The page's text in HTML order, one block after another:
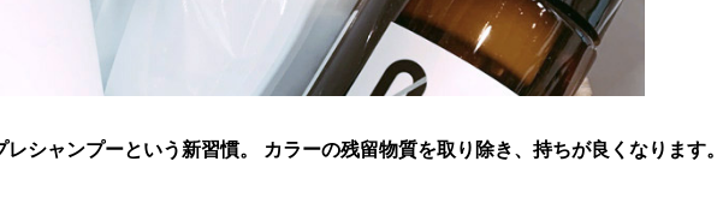
シャンプーという新習慣。 カラーの残留物質を取り除き、持ちが良くなります